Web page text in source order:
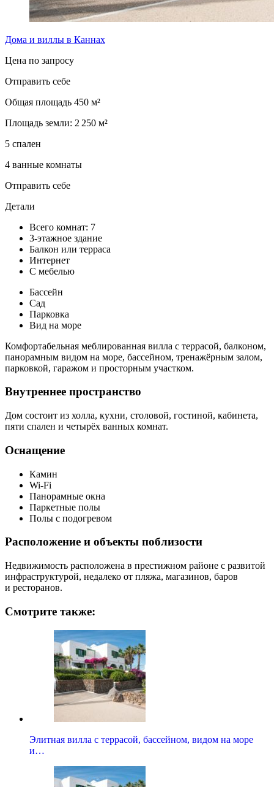
Дома и виллы в Каннах
Цена по запросу
Отправить себе
Общая площадь 450 м²
Площадь земли: 2 250 м²
5 спален
4 ванные комнаты
Отправить себе
Детали
Всего комнат: 7
3-этажное здание
Балкон или терраса
Интернет
С мебелью
Бассейн
Сад
Парковка
Вид на море
Комфортабельная меблированная вилла с террасой, балконом,
панорамным видом на море, бассейном, тренажёрным залом,
парковкой, гаражом и просторным участком.
Внутреннее пространство
Дом состоит из холла, кухни, столовой, гостиной, кабинета,
пяти спален и четырёх ванных комнат.
Оснащение
Камин
Wi-Fi
Панорамные окна
Паркетные полы
Полы с подогревом
Расположение и объекты поблизости
Недвижимость расположена в престижном районе с развитой
инфраструктурой, недалеко от пляжа, магазинов, баров
и ресторанов.
Смотрите также:
Элитная вилла с террасой, бассейном, видом на море
и…